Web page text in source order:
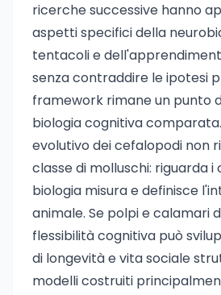
ricerche successive hanno
aspetti specifici della
tentacoli e
senza contraddire le ipotesi
framework rimane un punto
biologia cognitiva
evolutivo dei cefalopodi non
classe di molluschi: riguarda
biologia misura e definisce
animale. Se polpi e calamari
flessibilità cognitiva può
di longevità e vita sociale
modelli costruiti